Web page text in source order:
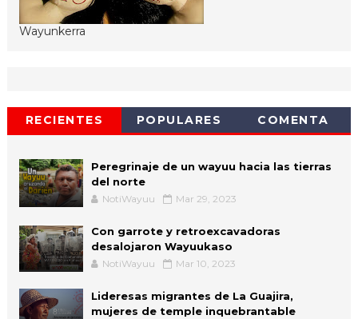
Wayunkerra
RECIENTES POPULARES COMENTA
Peregrinaje de un wayuu hacia las tierras
del norte
NotiWayuu Mar 29, 2023
Con garrote y retroexcavadoras
desalojaron Wayuukaso
NotiWayuu Mar 10, 2023
Lideresas migrantes de La Guajira,
mujeres de temple inquebrantable